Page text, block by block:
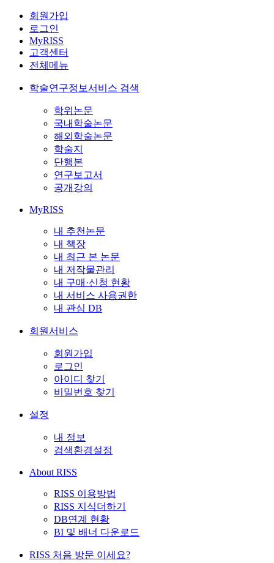
회원가입
로그인
MyRISS
고객센터
전체메뉴
학술연구정보서비스 검색
학위논문
국내학술논문
해외학술논문
학술지
단행본
연구보고서
공개강의
MyRISS
내 추천논문
내 책장
내 최근 본 논문
내 저작물관리
내 구매·신청 현황
내 서비스 사용권한
내 관심 DB
회원서비스
회원가입
로그인
아이디 찾기
비밀번호 찾기
설정
내 정보
검색환경설정
About RISS
RISS 이용방법
RISS 지식더하기
DB연계 현황
BI 및 배너 다운로드
RISS 처음 방문 이세요?